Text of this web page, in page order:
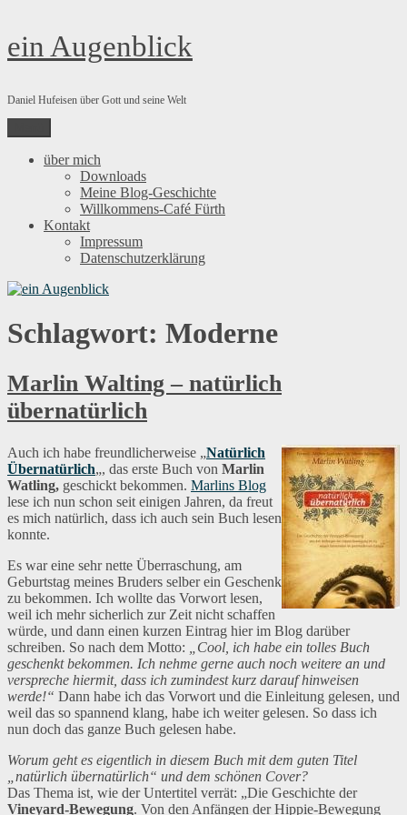
Zum
Inhalt
ein Augenblick
Daniel Hufeisen über Gott und seine Welt
über mich
Downloads
Meine Blog-Geschichte
Willkommens-Café Fürth
Kontakt
Impressum
Datenschutzerklärung
Schlagwort: Moderne
Marlin Walting – natürlich
übernatürlich
Auch ich habe freundlicherweise „Natürlich
Übernatürlich„, das erste Buch von Marlin
Watling, geschickt bekommen. Marlins Blog
lese ich nun schon seit einigen Jahren, da freut
es mich natürlich, dass ich auch sein Buch lesen
konnte.
Es war eine sehr nette Überraschung, am
Geburtstag meines Bruders selber ein Geschenk
zu bekommen. Ich wollte das Vorwort lesen,
weil ich mehr sicherlich zur Zeit nicht schaffen
würde, und dann einen kurzen Eintrag hier im Blog darüber
schreiben. So nach dem Motto:
„Cool, ich habe ein tolles Buch
geschenkt bekommen. Ich nehme gerne auch noch weitere an und
verspreche hiermit, dass ich zumindest kurz darauf hinweisen
werde!“ Dann habe ich das Vorwort und die Einleitung gelesen, und
weil das so spannend klang, habe ich weiter gelesen. So dass ich
nun doch das ganze Buch gelesen habe.
Worum geht es eigentlich in diesem Buch mit dem guten Titel
„natürlich übernatürlich“ und dem schönen Cover?
Das Thema ist, wie der Untertitel verrät: „Die Geschichte der
Vineyard-Bewegung. Von den Anfängen der Hippie-Bewegung